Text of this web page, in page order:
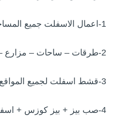
1-اعمال الاسفلت جميع المساحات
2-طرقات – ساحات – مزارع – استراحات – واجهات اعمال بالفراده ويدوي
3-قشط اسفلت لجميع المواقع
4-صب بيز + بيز كوزس + اسفلت